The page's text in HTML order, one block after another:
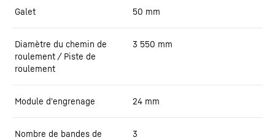
Galet 50 mm
Diamètre du chemin de
roulement / Piste de
roulement
3 550 mm
Module d'engrenage 24 mm
Nombre de bandes de
3